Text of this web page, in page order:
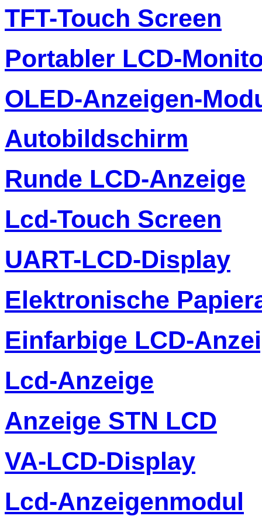
TFT-Touch Screen
Portabler LCD-
OLED-Anzeigen-
Autobildschirm
Runde LCD-Anzeige
Lcd-Touch Screen
UART-LCD-Display
Elektronische
Einfarbige LCD-
Lcd-Anzeige
Anzeige STN LCD
VA-LCD-Display
Lcd-Anzeigenmodul